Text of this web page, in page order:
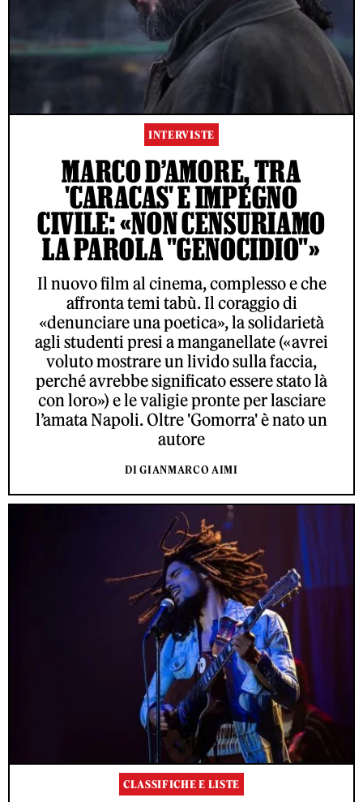
INTERVISTE
MARCO D’AMORE, TRA
'CARACAS' E IMPEGNO
CIVILE: «NON CENSURIAMO
LA PAROLA "GENOCIDIO"»
Il nuovo film al cinema, complesso e che
affronta temi tabù. Il coraggio di
«denunciare una poetica», la solidarietà
agli studenti presi a manganellate («avrei
voluto mostrare un livido sulla faccia,
perché avrebbe significato essere stato là
con loro») e le valigie pronte per lasciare
l’amata Napoli. Oltre 'Gomorra' è nato un
autore
DI GIANMARCO AIMI
CLASSIFICHE E LISTE